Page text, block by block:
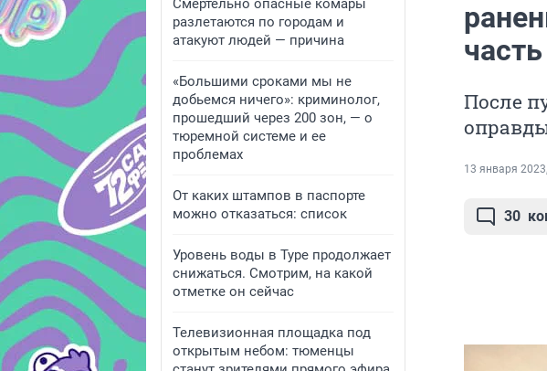
Смертельно опасные комары
разлетаются по городам и
атакуют людей — причина
«Большими сроками мы не
добьемся ничего»: криминолог,
прошедший через 200 зон, — о
тюремной системе и ее
проблемах
От каких штампов в паспорте
можно отказаться: список
Уровень воды в Туре продолжает
снижаться. Смотрим, на какой
отметке он сейчас
Телевизионная площадка под
открытым небом: тюменцы
После
13 января
30